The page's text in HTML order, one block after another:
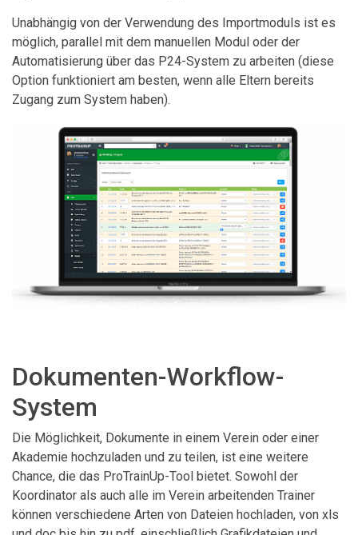
Unabhängig von der Verwendung des Importmoduls ist es
möglich, parallel mit dem manuellen Modul oder der
Automatisierung über das P24-System zu arbeiten (diese
Option funktioniert am besten, wenn alle Eltern bereits
Zugang zum System haben).
Dokumenten-Workflow-
System
Die Möglichkeit, Dokumente in einem Verein oder einer
Akademie hochzuladen und zu teilen, ist eine weitere
Chance, die das ProTrainUp-Tool bietet. Sowohl der
Koordinator als auch alle im Verein arbeitenden Trainer
können verschiedene Arten von Dateien hochladen, von xls